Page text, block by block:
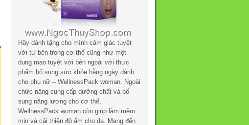
Hãy dành tặng cho mình cảm giác tuyệt
vời từ bên trong cơ thể cũng như một
dung mạo tuyệt vời bên ngoài với thực
phẩm bổ sung sức khỏe hằng ngày dành
cho phụ nữ – WellnessPack woman. Ngoài
chức năng cung cấp dưỡng chất và bổ
sung năng lượng cho cơ thể,
WellnessPack woman còn giúp làm mềm
mịn và cải thiện độ ẩm cho da. Mang đến